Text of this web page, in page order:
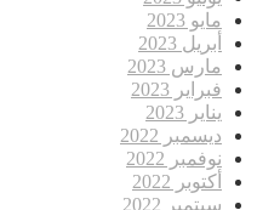
مايو 2023
أبريل 2023
مارس 2023
فبراير 2023
يناير 2023
ديسمبر 2022
نوفمبر 2022
أكتوبر 2022
سبتمبر 2022